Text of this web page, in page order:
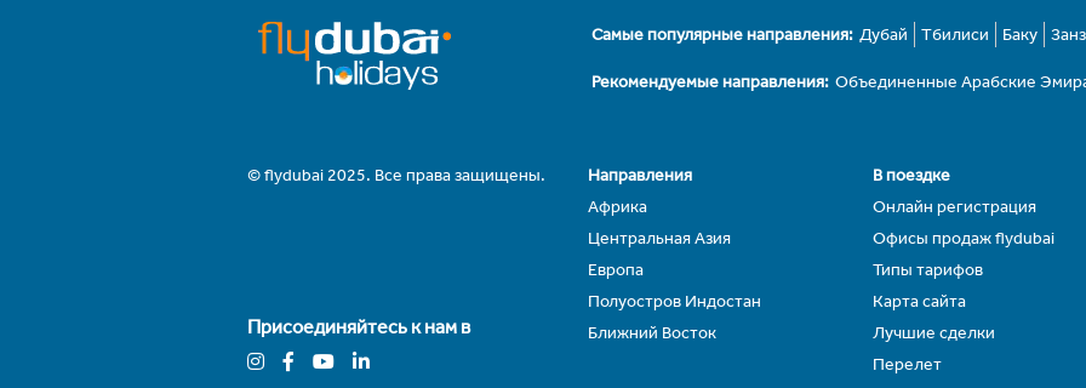
Самые популярные направления: Дубай Тбилиси Баку
Рекомендуемые направления: Объединенные Арабские
© flydubai 2025. Все права защищены.
Присоединяйтесь к нам в
Направления
Африка
Центральная Азия
Европа
Полуостров Индостан
Ближний Восток
В поездке
Онлайн регистрация
Офисы продаж flydubai
Типы тарифов
Карта сайта
Лучшие сделки
Перелет